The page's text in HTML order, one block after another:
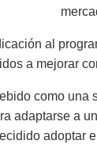
al
a mejorar
como
adaptarse a
adoptar